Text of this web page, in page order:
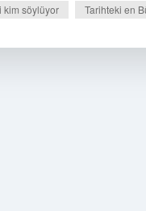
kim söylüyor Tarihteki en